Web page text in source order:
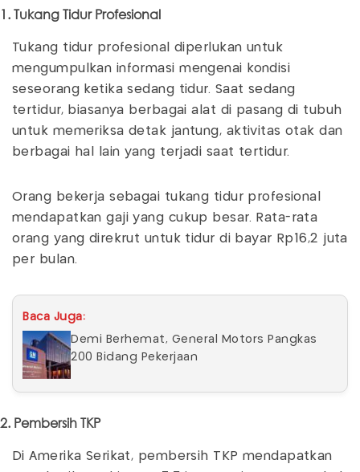
1. Tukang Tidur Profesional
Tukang tidur profesional diperlukan untuk
mengumpulkan informasi mengenai kondisi
seseorang ketika sedang tidur. Saat sedang
tertidur, biasanya berbagai alat di pasang di tubuh
untuk memeriksa detak jantung, aktivitas otak dan
berbagai hal lain yang terjadi saat tertidur.
Orang bekerja sebagai tukang tidur profesional
mendapatkan gaji yang cukup besar. Rata-rata
orang yang direkrut untuk tidur di bayar Rp16,2 juta
per bulan.
Baca Juga:
Demi Berhemat, General Motors Pangkas
200 Bidang Pekerjaan
2. Pembersih TKP
Di Amerika Serikat, pembersih TKP mendapatkan